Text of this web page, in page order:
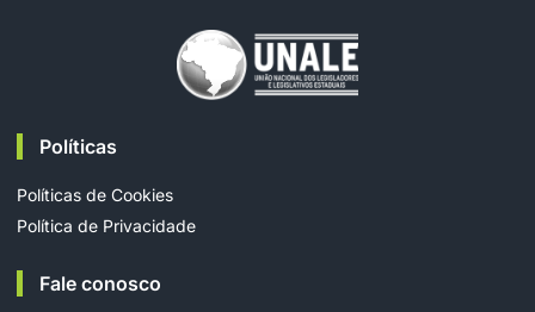
Políticas
Políticas de Cookies
Política de Privacidade
Fale conosco